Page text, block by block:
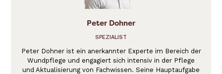
Peter Dohner
SPEZIALIST
Peter Dohner ist ein anerkannter Experte im Bereich der
Wundpflege und engagiert sich intensiv in der Pflege
und Aktualisierung von Fachwissen. Seine Hauptaufgabe